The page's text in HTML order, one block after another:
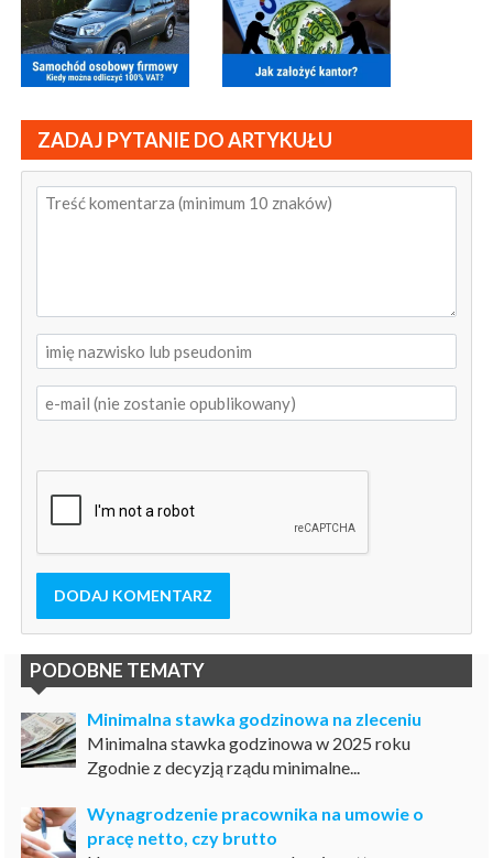
ZADAJ PYTANIE DO ARTYKUŁU
DODAJ KOMENTARZ
PODOBNE TEMATY
Minimalna stawka godzinowa na zleceniu
Minimalna stawka godzinowa w 2025 roku
Zgodnie z decyzją rządu minimalne...
Wynagrodzenie pracownika na umowie o
pracę netto, czy brutto